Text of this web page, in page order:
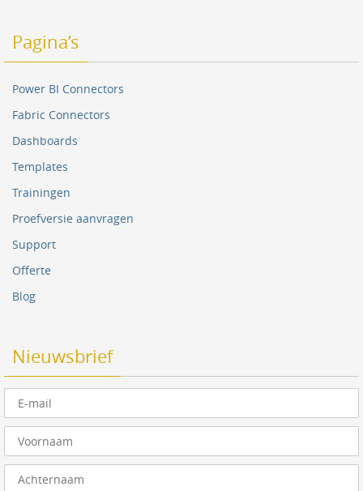
Pagina’s
Power BI Connectors
Fabric Connectors
Dashboards
Templates
Trainingen
Proefversie aanvragen
Support
Offerte
Blog
Nieuwsbrief